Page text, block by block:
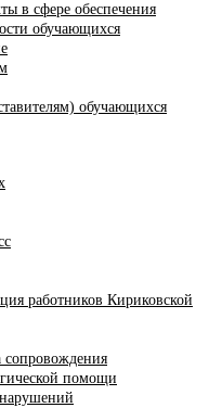
в сфере обеспечения
обучающихся
обучающихся
работников Кириковской
сопровождения
помощи